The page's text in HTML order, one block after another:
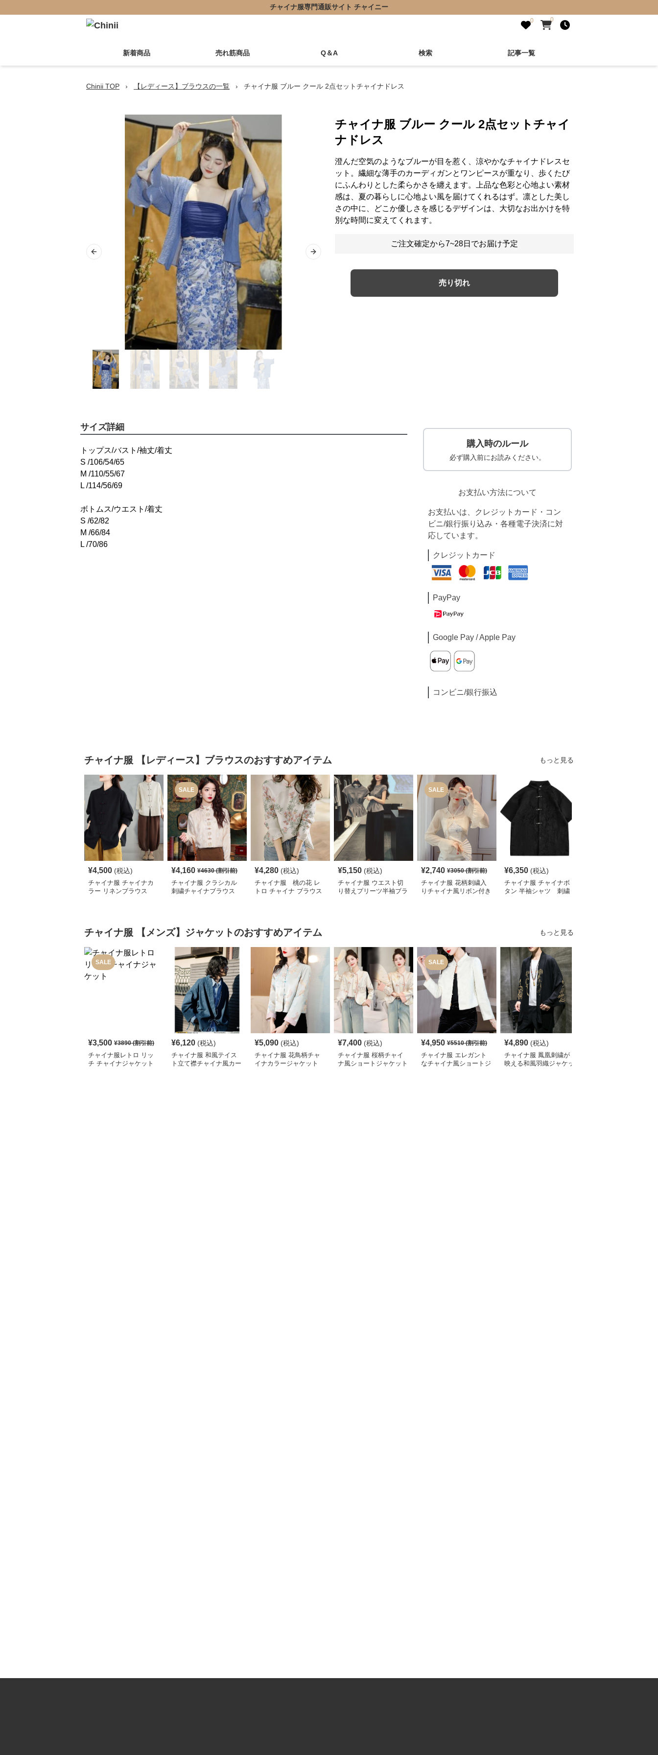
チャイナ服専門通販サイト チャイニー
0 0
新着商品 売れ筋商品 Q＆A 検索 記事一覧
Chinii TOP › 【レディース】ブラウスの一覧 › チャイナ服 ブルー クール 2点セットチャイナドレス
Previous slide Next slide
チャイナ服 ブルー クール 2点セットチャイ
ナドレス
澄んだ空気のようなブルーが目を惹く、涼やかなチャイナドレスセ
ット。繊細な薄手のカーディガンとワンピースが重なり、歩くたび
にふんわりとした柔らかさを纏えます。上品な色彩と心地よい素材
感は、夏の暮らしに心地よい風を届けてくれるはず。凛とした美し
さの中に、どこか優しさを感じるデザインは、大切なお出かけを特
別な時間に変えてくれます。
ご注文確定から7~28日でお届け予定
売り切れ
サイズ詳細
トップス/バスト/袖丈/着丈
S /106/54/65
M /110/55/67
L /114/56/69
ボトムス/ウエスト/着丈
S /62/82
M /66/84
L /70/86
購入時のルール
必ず購入前にお読みください。
お支払い方法について
お支払いは、クレジットカード・コン
ビニ/銀行振り込み・各種電子決済に対
応しています。
クレジットカード
PayPay
Google Pay / Apple Pay
コンビニ/銀行振込
チャイナ服 【レディース】ブラウスのおすすめアイテム もっと見る
¥4,500 (税込)
チャイナ服 チャイナカ
ラー リネンブラウス
SALE
¥4,160 ¥4630(割引前)
チャイナ服 クラシカル
刺繍チャイナブラウス
¥4,280 (税込)
チャイナ服 桃の花 レ
トロ チャイナ ブラウス
¥5,150 (税込)
チャイナ服 ウエスト切
り替えプリーツ半袖ブラ
SALE
¥2,740 ¥3050(割引前)
チャイナ服 花柄刺繍入
りチャイナ風リボン付き
¥6,350 (税込)
チャイナ服 チャイナボ
タン 半袖シャツ 刺繍
チャイナ服 【メンズ】ジャケットのおすすめアイテム もっと見る
SALE
¥3,500 ¥3890(割引前)
チャイナ服レトロ リッ
チ チャイナジャケット
¥6,120 (税込)
チャイナ服 和風テイス
ト立て襟チャイナ風カー
¥5,090 (税込)
チャイナ服 花鳥柄チャ
イナカラージャケット
¥7,400 (税込)
チャイナ服 桜柄チャイ
ナ風ショートジャケット
SALE
¥4,950 ¥5510(割引前)
チャイナ服 エレガント
なチャイナ風ショートジ
¥4,890 (税込)
チャイナ服 鳳凰刺繍が
映える和風羽織ジャケッ